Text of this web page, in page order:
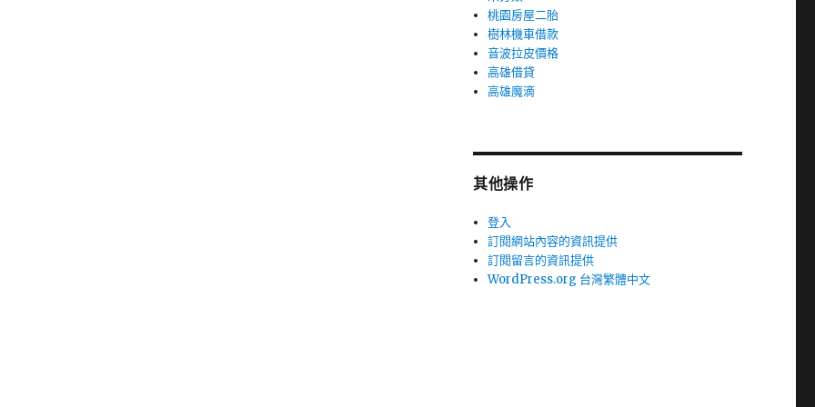
桃園房屋二胎
樹林機車借款
音波拉皮價格
高雄借貸
高雄魔滴
其他操作
登入
訂閱網站內容的資訊提供
訂閱留言的資訊提供
WordPress.org 台灣繁體中文